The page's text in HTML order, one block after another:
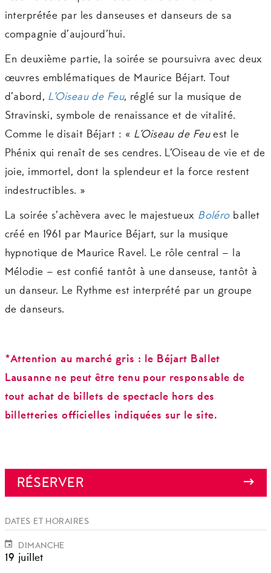
interprétée par les danseuses et danseurs de sa
compagnie d’aujourd’hui.
En deuxième partie, la soirée se poursuivra avec deux
œuvres emblématiques de Maurice Béjart. Tout
d’abord, L’Oiseau de Feu, réglé sur la musique de
Stravinski, symbole de renaissance et de vitalité.
Comme le disait Béjart : « L’Oiseau de Feuest le
Phénix qui renaît de ses cendres. L’Oiseau de vie et de
joie, immortel, dont la splendeur et la force restent
indestructibles. »
La soirée s’achèvera avec le majestueux Boléroballet
créé en 1961 par Maurice Béjart, sur la musique
hypnotique de Maurice Ravel. Le rôle central – la
Mélodie – est confié tantôt à une danseuse, tantôt à
un danseur. Le Rythme est interprété par un groupe
de danseurs.
*Attention au marché gris : le Béjart Ballet
Lausanne ne peut être tenu pour responsable de
tout achat de billets de spectacle hors des
billetteries officielles indiquées sur le site.
RÉSERVER
DATES ET HORAIRES
DIMANCHE
19 juillet